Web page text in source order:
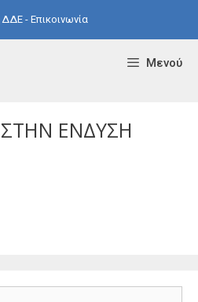
- Επικοινωνία
Μενού
ΕΝΔΥΣΗ